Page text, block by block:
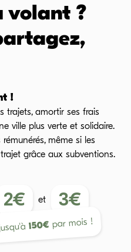
volant ?
!
trajets, amortir ses frais
ville plus verte et solidaire.
même si les
grâce aux subventions.
2€ et 3€
150€ par mois !